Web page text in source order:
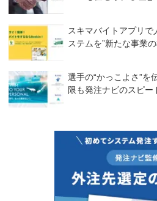
スキマバイトアプリ
ステムを”新たな事業の
選手の“かっこよさ”を
限も発注ナビのスピー